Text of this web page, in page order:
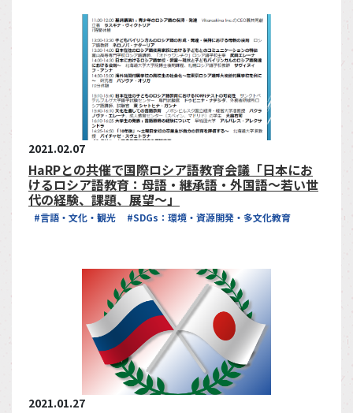
2021.02.07
HaRPとの共催で国際ロシア語教育会議「日本にお
けるロシア語教育：母語・継承語・外国語～若い世
代の経験、課題、展望〜」
#言語・文化・観光 #SDGs：環境・資源開発・多文化教育
2021.01.27